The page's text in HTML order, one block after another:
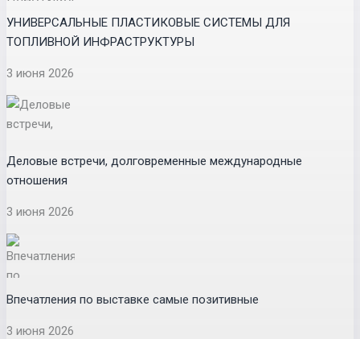
УНИВЕРСАЛЬНЫЕ ПЛАСТИКОВЫЕ СИСТЕМЫ ДЛЯ
ТОПЛИВНОЙ ИНФРАСТРУКТУРЫ
3 июня 2026
Деловые встречи, долговременные международные
отношения
3 июня 2026
Впечатления по выставке самые позитивные
3 июня 2026